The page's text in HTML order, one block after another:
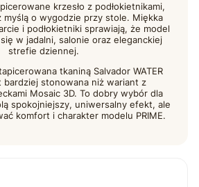
krzesło z podłokietnikami,
myślą o wygodzie przy stole. Miękka
i podłokietniki sprawiają, że model
w jadalni, salonie oraz eleganckiej
strefie dziennej.
tkaniną Salvador WATER
bardziej stonowana niż wariant z
Mosaic 3D. To dobry wybór dla
spokojniejszy, uniwersalny efekt, ale
komfort i charakter modelu PRIME.